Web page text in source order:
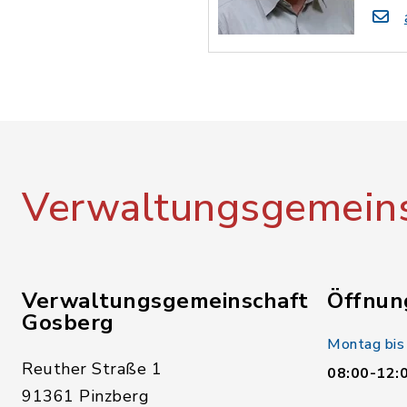
Verwaltungsgemeinschaft
Gosberg
Reuther Straße 1
91361 Pinzberg
Montag
08:00-